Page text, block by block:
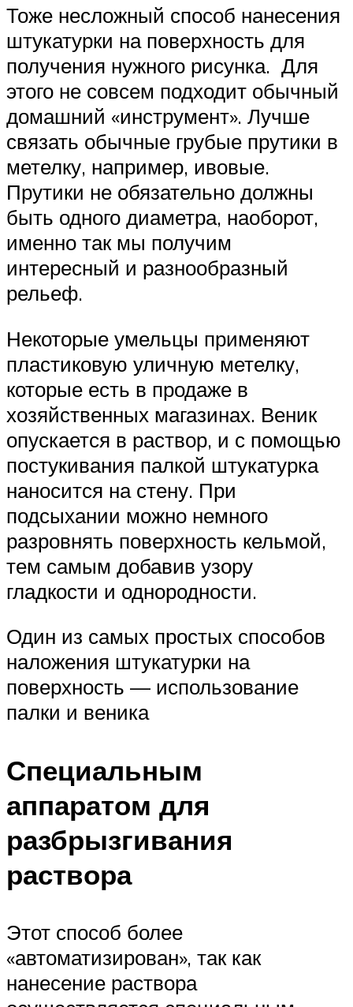
Тоже несложный способ нанесения
штукатурки на поверхность для
получения нужного рисунка. Для
этого не совсем подходит обычный
домашний «инструмент». Лучше
связать обычные грубые прутики в
метелку, например, ивовые.
Прутики не обязательно должны
быть одного диаметра, наоборот,
именно так мы получим
интересный и разнообразный
рельеф.
Некоторые умельцы применяют
пластиковую уличную метелку,
которые есть в продаже в
хозяйственных магазинах. Веник
опускается в раствор, и с помощью
постукивания палкой штукатурка
наносится на стену. При
подсыхании можно немного
разровнять поверхность кельмой,
тем самым добавив узору
гладкости и однородности.
Один из самых простых способов
наложения штукатурки на
поверхность — использование
палки и веника
Специальным
аппаратом для
разбрызгивания
раствора
Этот способ более
«автоматизирован», так как
нанесение раствора